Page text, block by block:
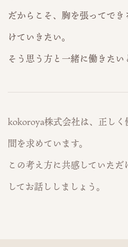
だからこそ、胸を張ってで
けていきたい。
そう思う方と一緒に働きたい
kokoroya株式会社は、正し
間を求めています。
この考え方に共感していた
してお話ししましょう。